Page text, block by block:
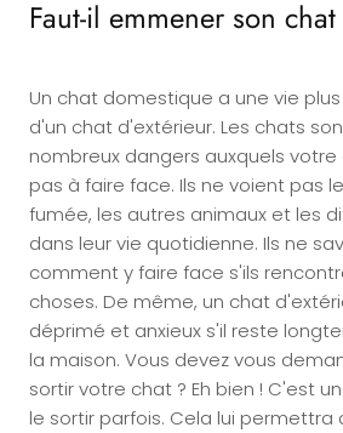
Faut-il emmener son
Un chat domestique a une vie
d'un chat d'extérieur. Les chats
nombreux dangers auxquels
pas à faire face. Ils ne voient pas
fumée, les autres animaux et les
dans leur vie quotidienne. Ils ne
comment y faire face s'ils
choses. De même, un chat
déprimé et anxieux s'il reste
la maison. Vous devez vous
sortir votre chat ? Eh bien ! C'est
le sortir parfois. Cela lui permettra